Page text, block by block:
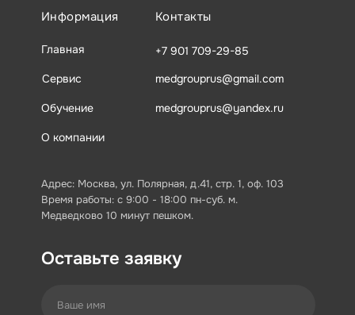
Главная
Сервис
Обучение
О компании
+7 901 709-29-85
medgrouprus@gmail.com
medgrouprus@yandex.ru
Информация Контакты
Оставьте заявку
Адрес: Москва, ул. Полярная, д.41, стр. 1, оф. 103
Время работы: с 9:00 - 18:00 пн-суб. м.
Медведково 10 минут пешком.